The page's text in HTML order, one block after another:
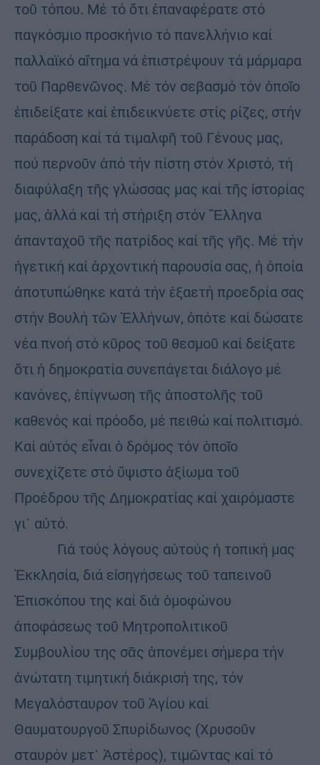
τοῦ τόπου. Μέ τό ὅτι ἐπαναφέρατε στό
παγκόσμιο προσκήνιο τό πανελλήνιο καί
παλλαϊκό αἴτημα νά ἐπιστρέψουν τά μάρμαρα
τοῦ Παρθενῶνος. Μέ τόν σεβασμό τόν ὁποῖο
ἐπιδείξατε καί ἐπιδεικνύετε στίς ρίζες, στήν
παράδοση καί τά τιμαλφῆ τοῦ Γένους μας,
πού περνοῦν ἀπό τήν πίστη στόν Χριστό, τή
διαφύλαξη τῆς γλώσσας μας καί τῆς ἱστορίας
μας, ἀλλά καί τή στήριξη στόν Ἔλληνα
ἀπανταχοῦ τῆς πατρίδος καί τῆς γῆς. Μέ τήν
ἡγετική καί ἀρχοντική παρουσία σας, ἡ ὁποία
ἀποτυπώθηκε κατά τήν ἑξαετή προεδρία σας
στήν Βουλή τῶν Ἑλλήνων, ὁπότε καί δώσατε
νέα πνοή στό κῦρος τοῦ θεσμοῦ καί δείξατε
ὅτι ἡ δημοκρατία συνεπάγεται διάλογο μέ
κανόνες, ἐπίγνωση τῆς ἀποστολῆς τοῦ
καθενός καί πρόοδο, μέ πειθώ καί πολιτισμό.
Καί αὐτός εἶναι ὁ δρόμος τόν ὁποῖο
συνεχίζετε στό ὕψιστο ἀξίωμα τοῦ
Προέδρου τῆς Δημοκρατίας καί χαιρόμαστε
γι᾽ αὐτό.
Γιά τούς λόγους αὐτούς ἡ τοπική μας
Ἐκκλησία, διά εἰσηγήσεως τοῦ ταπεινοῦ
Ἐπισκόπου της καί διἀ ὁμοφώνου
ἀποφάσεως τοῦ Μητροπολιτικοῦ
Συμβουλίου της σᾶς ἀπονέμει σήμερα τήν
ἀνώτατη τιμητική διάκρισή της, τόν
Μεγαλόσταυρον τοῦ Ἁγίου καί
Θαυματουργοῦ Σπυρίδωνος (Χρυσοῦν
σταυρόν μετ᾽ Ἀστέρος), τιμῶντας καί τό